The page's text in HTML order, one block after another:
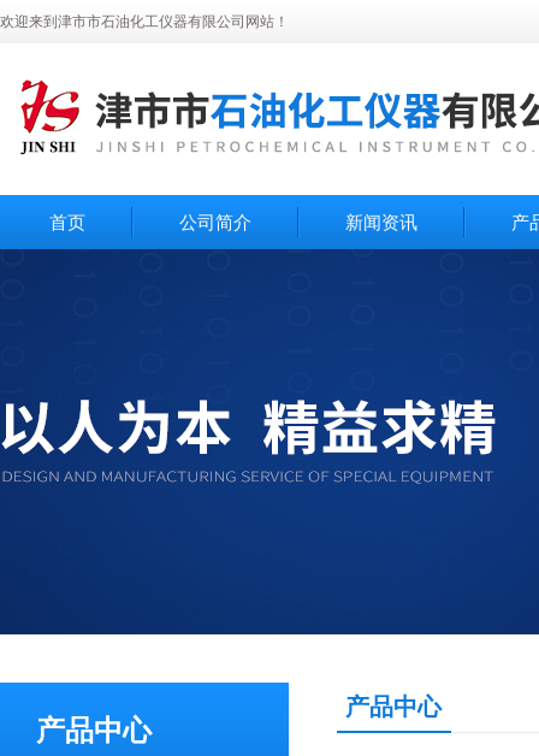
欢迎来到津市市石油化工仪器有限公司网站！
首页 公司简介 新闻资讯 产
产品中心
产品中心